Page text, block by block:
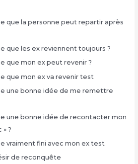
que la personne peut repartir après
que les ex reviennent toujours ?
que mon ex peut revenir ?
que mon ex va revenir test
une bonne idée de me remettre
une bonne idée de recontacter mon
» ?
vraiment fini avec mon ex test
de reconquête